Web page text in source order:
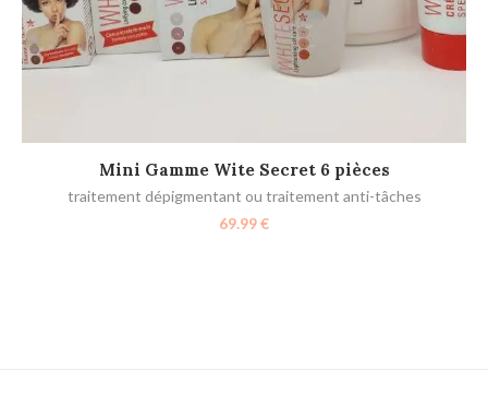
AJOUTER AU PANIER
Mini Gamme Wite Secret 6 pièces
traitement dépigmentant ou traitement anti-tâches
69.99€